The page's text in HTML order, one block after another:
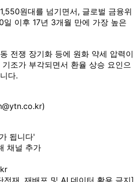
원대를 넘기면서, 글로벌 금융위
이후 17년 3개월 만에 가장 높은
전쟁 장기화 등에 원화 약세 압력이
조가 부각되면서 환율 상승 요인으
다.
됩니다'
채널 추가
재, 재배포 및 AI 데이터 활용 금지]